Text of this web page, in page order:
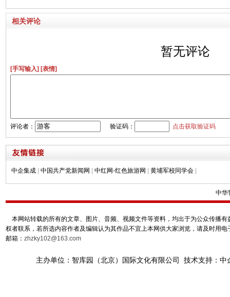
相关评论
暂无评论
[手写输入] [表情]
评论者： 验证码： 点击获取验证码
中企集成 | 中国共产党新闻网 | 中红网-红色旅游网 | 黄埔军校同学会 |
中华
本网站转载的所有的文章、图片、音频、视频文件等资料，均出于为公众传播
权者联系，若所选内容作者及编辑认为其作品不宜上本网供大家浏览，请及时用
邮箱： zhzky102@163.com
主办单位：智库园（北京）国际文化有限公司 技术支持：